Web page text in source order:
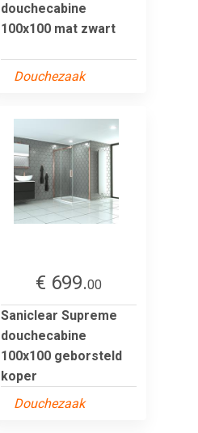
douchecabine
100x100 mat zwart
Douchezaak
€ 699.00
Saniclear Supreme
douchecabine
100x100 geborsteld
koper
Douchezaak